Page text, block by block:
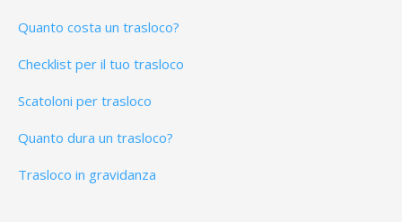
Quanto costa un trasloco?
Checklist per il tuo trasloco
Scatoloni per trasloco
Quanto dura un trasloco?
Trasloco in gravidanza